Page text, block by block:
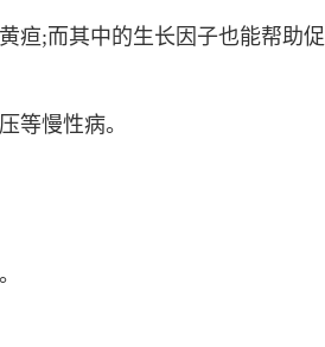
疸;而其中的生长因子也能帮助促
等慢性病。